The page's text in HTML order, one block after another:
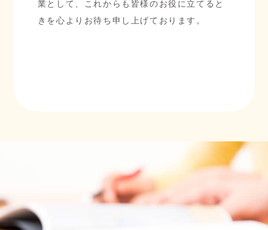
業として、これからも皆様のお役に立てると
きを心よりお待ち申し上げております。